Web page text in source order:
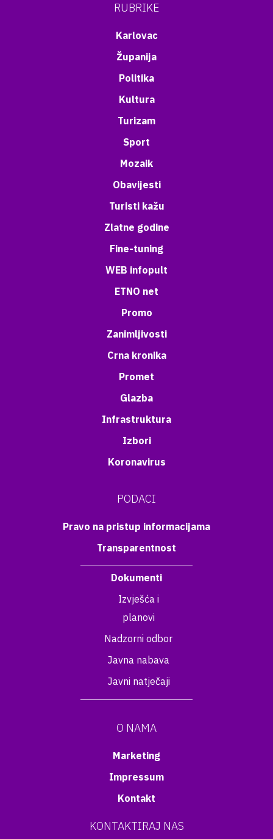
RUBRIKE
Karlovac
Županija
Politika
Kultura
Turizam
Sport
Mozaik
Obavijesti
Turisti kažu
Zlatne godine
Fine-tuning
WEB infopult
ETNO net
Promo
Zanimljivosti
Crna kronika
Promet
Glazba
Infrastruktura
Izbori
Koronavirus
PODACI
Pravo na pristup informacijama
Transparentnost
Dokumenti
Izvješća i
planovi
Nadzorni odbor
Javna nabava
Javni natječaji
O NAMA
Marketing
Impressum
Kontakt
KONTAKTIRAJ NAS